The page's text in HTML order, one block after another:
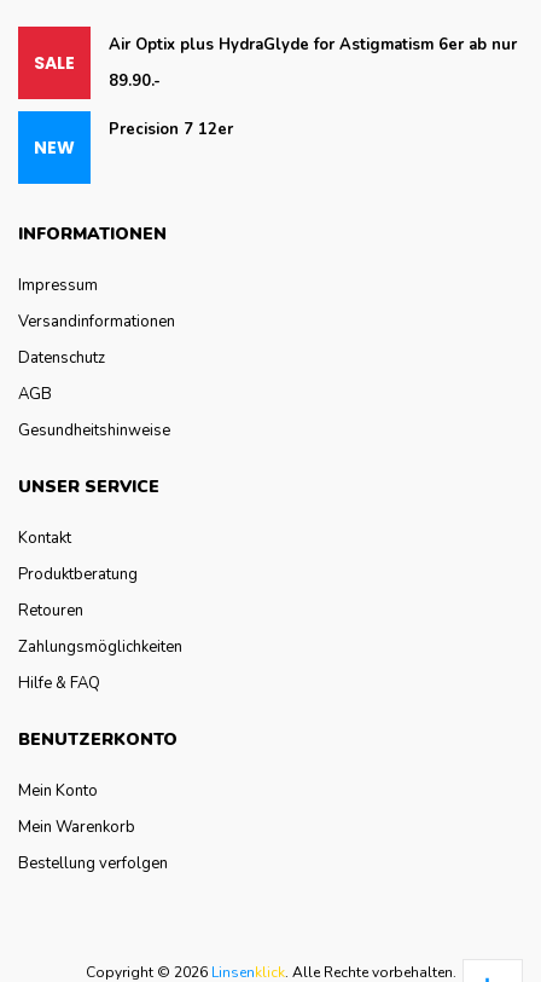
Air Optix plus HydraGlyde for Astigmatism 6er ab nur
89.90.-
Precision 7 12er
INFORMATIONEN
Impressum
Versandinformationen
Datenschutz
AGB
Gesundheitshinweise
UNSER SERVICE
Kontakt
Produktberatung
Retouren
Zahlungsmöglichkeiten
Hilfe & FAQ
BENUTZERKONTO
Mein Konto
Mein Warenkorb
Bestellung verfolgen
Copyright © 2026 Linsenklick. Alle Rechte vorbehalten.